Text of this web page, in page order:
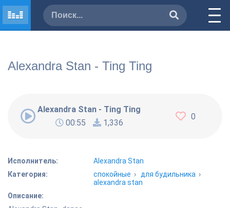
Alexandra Stan - Ting Ting
Alexandra Stan - Ting Ting
00:55
1,336
0
Исполнитель:
Alexandra Stan
Категория:
спокойные › для будильника ›
alexandra stan
Описание: